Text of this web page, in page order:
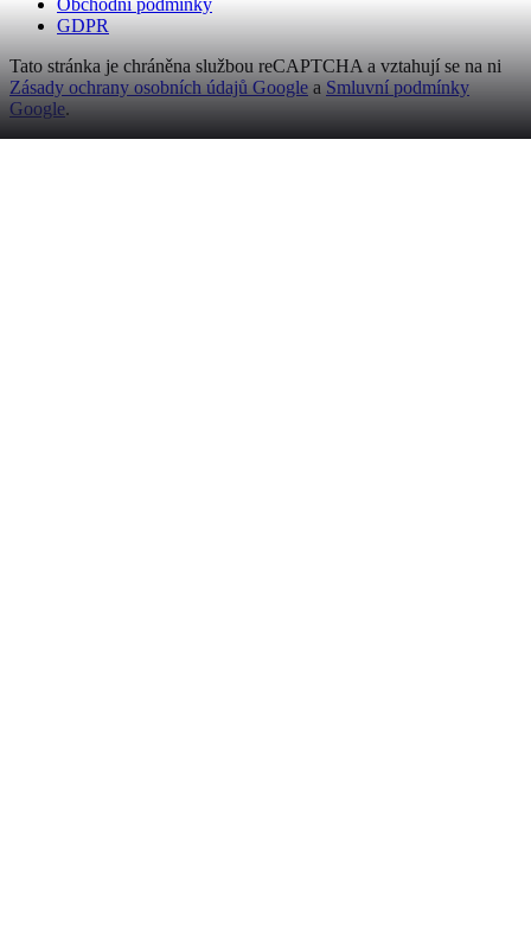
Obchodní podmínky
GDPR
Tato stránka je chráněna službou reCAPTCHA a vztahují se na ni
Zásady ochrany osobních údajů Google a Smluvní podmínky
Google.